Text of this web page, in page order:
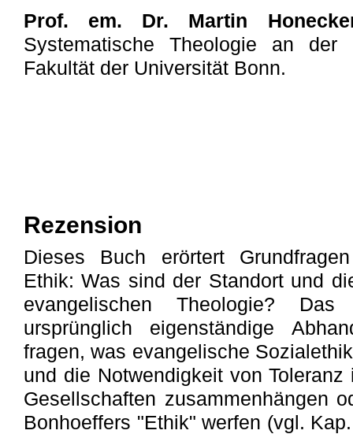
Prof. em. Dr. Martin
Systematische Theologie an der
Fakultät der Universität Bonn.
Rezension
Dieses Buch erörtert
Ethik: Was sind der Standort und
evangelischen Theologie?
ursprünglich eigenständige
fragen, was evangelische
und die Notwendigkeit von
Gesellschaften zusammenhängen
Bonhoeffers "Ethik" werfen (vgl.